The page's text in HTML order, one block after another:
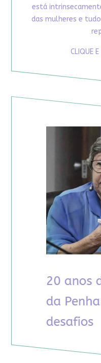
está
das mulheres e
CLIQUE